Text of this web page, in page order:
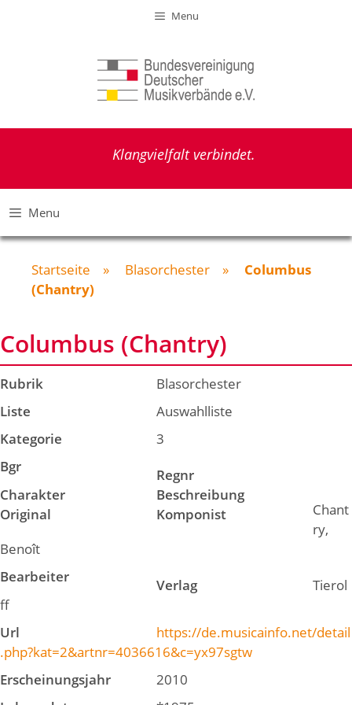
Menu
Klangvielfalt verbindet.
Menu
Startseite » Blasorchester » Columbus
(Chantry)
Columbus (Chantry)
Rubrik
Blasorchester
Liste
Auswahlliste
Kategorie
3
Bgr
Regnr
Charakter
Beschreibung
Original
Komponist
Chant
ry,
Benoît
Bearbeiter
Verlag
Tierol
ff
Url
https://de.musicainfo.net/detail
.php?kat=2&artnr=4036616&c=yx97sgtw
Erscheinungsjahr
2010